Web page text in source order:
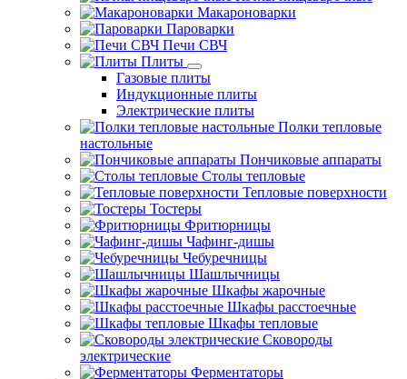
Макароноварки
Пароварки
Печи СВЧ
Плиты
Газовые плиты
Индукционные плиты
Электрические плиты
Полки тепловые
настольные
Пончиковые аппараты
Столы тепловые
Тепловые поверхности
Тостеры
Фритюрницы
Чафинг-дишы
Чебуречницы
Шашлычницы
Шкафы жарочные
Шкафы расстоечные
Шкафы тепловые
Сковороды
электрические
Ферментаторы